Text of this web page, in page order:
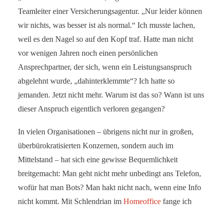
Teamleiter einer Versicherungsagentur. „Nur leider können
wir nichts, was besser ist als normal.“ Ich musste lachen,
weil es den Nagel so auf den Kopf traf. Hatte man nicht
vor wenigen Jahren noch einen persönlichen
Ansprechpartner, der sich, wenn ein Leistungsanspruch
abgelehnt wurde, „dahinterklemmte“? Ich hatte so
jemanden. Jetzt nicht mehr. Warum ist das so? Wann ist uns
dieser Anspruch eigentlich verloren gegangen?
In vielen Organisationen – übrigens nicht nur in großen,
überbürokratisierten Konzernen, sondern auch im
Mittelstand – hat sich eine gewisse Bequemlichkeit
breitgemacht: Man geht nicht mehr unbedingt ans Telefon,
wofür hat man Bots? Man hakt nicht nach, wenn eine Info
nicht kommt. Mit Schlendrian im Homeoffice fange ich